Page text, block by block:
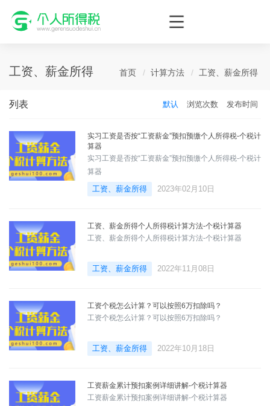
个人所得税网，最新个税资讯平台，您的个税管理专家！
工资、薪金所得 首页 计算方法 工资、薪金所得
列表 默认 浏览次数 发布时间
实习工资是否按“工资薪金”预扣预缴个人所得税-个税计
算器
实习工资是否按“工资薪金”预扣预缴个人所得税-个税计
算器
工资、薪金所得 2023年02月10日
工资、薪金所得个人所得税计算方法-个税计算器
工资、薪金所得个人所得税计算方法-个税计算器
工资、薪金所得 2022年11月08日
工资个税怎么计算？可以按照6万扣除吗？
工资个税怎么计算？可以按照6万扣除吗？
工资、薪金所得 2022年10月18日
工资薪金累计预扣案例详细讲解-个税计算器
工资薪金累计预扣案例详细讲解-个税计算器